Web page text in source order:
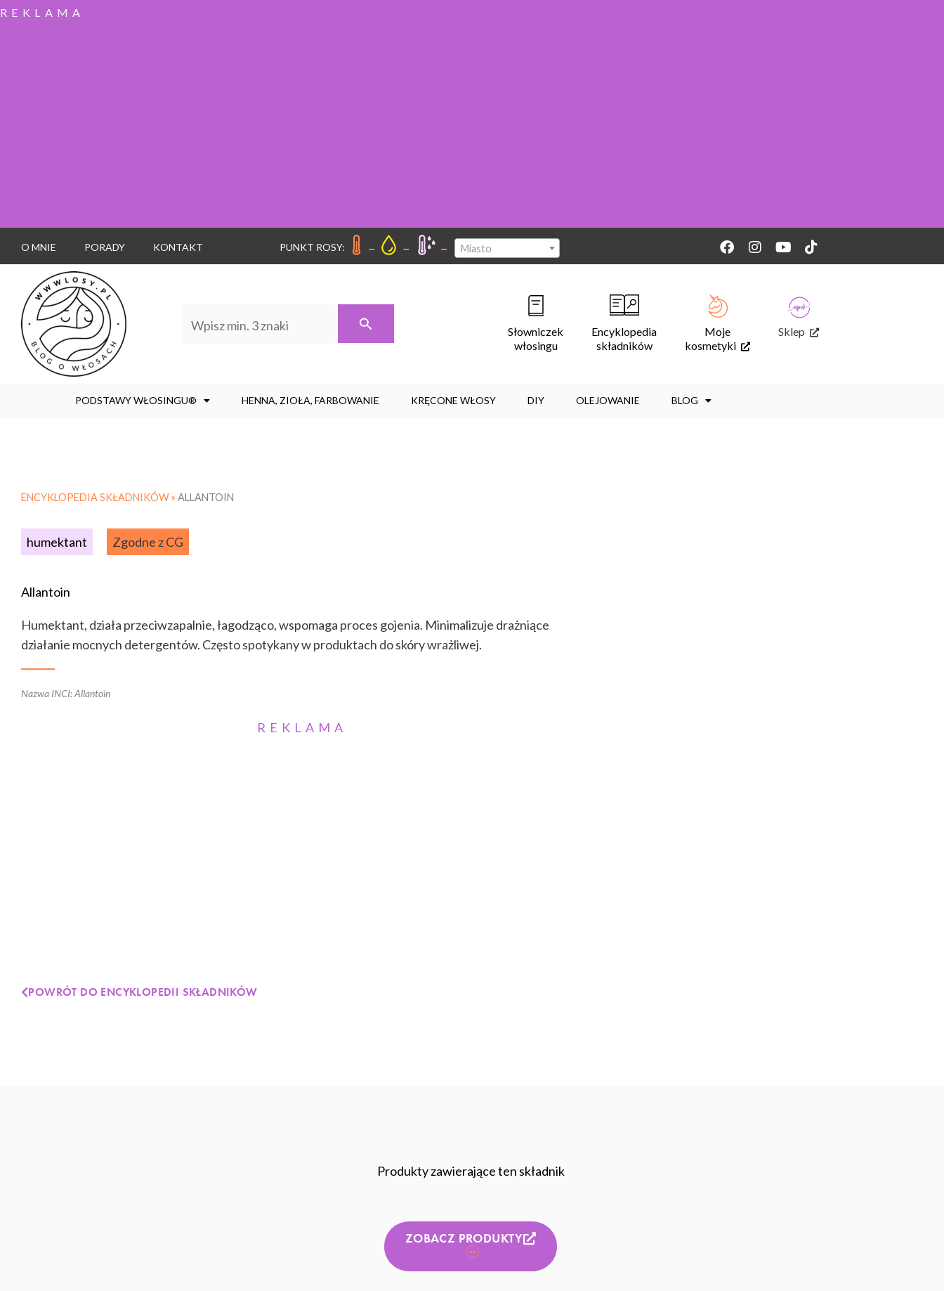
REKLAMA
O MNIE PORADY KONTAKT PUNKT ROSY: – – – Miasto Facebook
Instagram
YoutubeTiktok
Słowniczek
włosingu
Encyklopedia
składników
Moje
kosmetyki
Sklep
PODSTAWY WŁOSINGU® HENNA, ZIOŁA, FARBOWANIE KRĘCONE WŁOSY DIY OLEJOWANIE BLOG
ENCYKLOPEDIA SKŁADNIKÓW » ALLANTOIN
humektant Zgodne z CG
Allantoin
Humektant, działa przeciwzapalnie, łagodząco, wspomaga proces gojenia. Minimalizuje drażniące
działanie mocnych detergentów. Często spotykany w produktach do skóry wrażliwej.
Nazwa INCI: Allantoin
REKLAMA
POWRÓT DO ENCYKLOPEDII SKŁADNIKÓW
Produkty zawierające ten składnik
ZOBACZ PRODUKTY